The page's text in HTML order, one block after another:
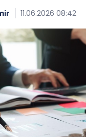
11.06.2026 08:42